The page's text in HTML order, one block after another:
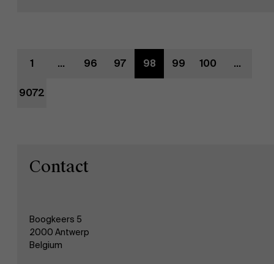
Werken bij AMS
1 ... 96 97 98 99 100 ...
9072
Contact
Boogkeers 5
2000 Antwerp
Belgium